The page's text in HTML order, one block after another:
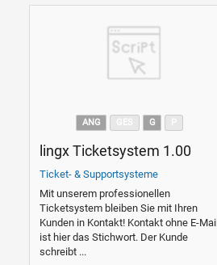
ANG G
lingx Ticketsystem 1.00
Ticket- & Supportsysteme
Mit unserem professionellen
Ticketsystem bleiben Sie mit Ihren
Kunden in Kontakt! Kontakt ohne E-Mail
ist hier das Stichwort. Der Kunde
schreibt ...